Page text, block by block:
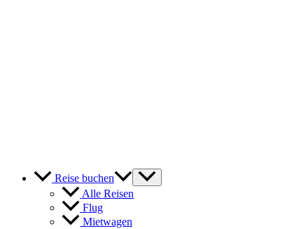
Reise buchen
Alle Reisen
Flug
Mietwagen